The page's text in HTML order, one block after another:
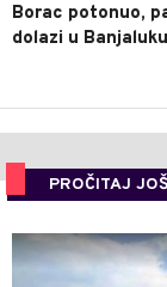
Borac potonuo,
dolazi u
PROČITAJ JOŠ